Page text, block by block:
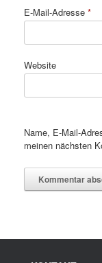
E-Mail-Adresse *
Website
Name, E-Mail-
meinen nächsten